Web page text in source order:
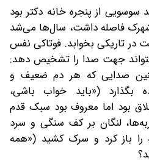
از پنجره خانه دکتر بود
فاصله داشت، سال‌ها می‌شد
در تاریکی بخوابد. فوتاکی نفس
جهت صدا را تشخیص دهد:
صدایی که هر دم ضعیف و
(«باید خواب باشی،
بود اما معروف بود سبک قدم
لنگان بر کف سنگی و سرد
را باز کرد و سرک کشید («همه